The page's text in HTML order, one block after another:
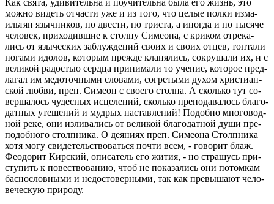
Как свята, уди­ви­тель­на и по­учи­тель­на была его жизнь, это
можно ви­деть от­ча­сти уже и из того, что целые полки из­ма­
иль­тян языч­ни­ков, по две­сти, по три­ста, а ино­гда и по ты­ся­че
че­ло­век, при­хо­див­шие к стол­пу Си­мео­на, с кри­ком от­ре­ка­
лись от язы­че­ских за­блуж­де­ний своих и своих отцев, топ­та­ли
но­га­ми идо­лов, ко­то­рым пре­жде кла­ня­лись, со­кру­ша­ли их, и с
ве­ли­кой ра­до­стью серд­ца при­ни­ма­ли то уче­ние, ко­то­рое пред­
ла­гал им ме­до­точ­ны­ми сло­ва­ми, со­гре­ты­ми духом хри­сти­ан­
ской любви, преп. Си­ме­он с сво­е­го стол­па. А сколь­ко тут со­
вер­ша­лось чу­дес­ных ис­це­ле­ний, сколь­ко пре­по­да­ва­лось бла­го­
дат­ных уте­ше­ний и муд­рых на­став­ле­ний! По­доб­но мно­го­вод­
ной реке, они из­ли­ва­лись от ве­ли­кой бла­го­дат­ной души пре­
по­доб­но­го столп­ни­ка. О де­я­ни­ях преп. Си­мео­на Столп­ни­ка
хотя могу сви­де­тель­ство­вать­ся почти всем, - го­во­рит блаж.
Фе­о­до­рит Кир­ский, опи­са­тель его жития, - но стра­шусь при­
сту­пить к по­вест­во­ва­нию, чтоб не по­ка­за­лись они по­том­кам
бас­но­слов­ны­ми и недо­сто­вер­ны­ми, так как пре­вы­ша­ют че­ло­
ве­че­скую при­ро­ду.